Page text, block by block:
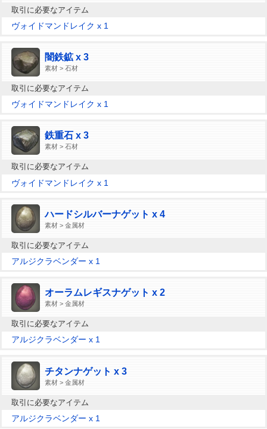
取引に必要なアイテム
ヴォイドマンドレイク x 1
闇鉄鉱 x 3
素材 > 石材
取引に必要なアイテム
ヴォイドマンドレイク x 1
鉄重石 x 3
素材 > 石材
取引に必要なアイテム
ヴォイドマンドレイク x 1
ハードシルバーナゲット x 4
素材 > 金属材
取引に必要なアイテム
アルジクラベンダー x 1
オーラムレギスナゲット x 2
素材 > 金属材
取引に必要なアイテム
アルジクラベンダー x 1
チタンナゲット x 3
素材 > 金属材
取引に必要なアイテム
アルジクラベンダー x 1